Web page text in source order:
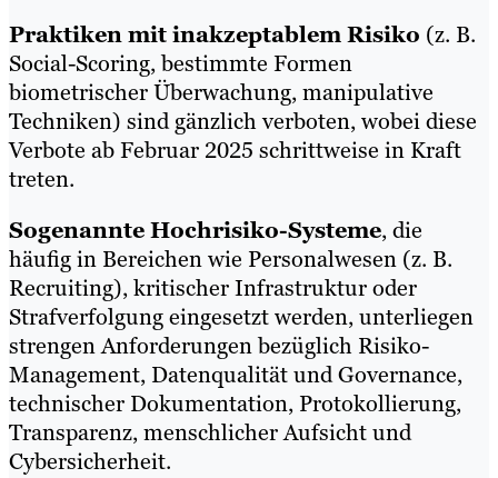
Praktiken mit inakzeptablem Risiko (z. B.
Social-Scoring, bestimmte Formen
biometrischer Überwachung, manipulative
Techniken) sind gänzlich verboten, wobei diese
Verbote ab Februar 2025 schrittweise in Kraft
treten.
Sogenannte Hochrisiko-Systeme, die
häufig in Bereichen wie Personalwesen (z. B.
Recruiting), kritischer Infrastruktur oder
Strafverfolgung eingesetzt werden, unterliegen
strengen Anforderungen bezüglich Risiko-
Management, Datenqualität und Governance,
technischer Dokumentation, Protokollierung,
Transparenz, menschlicher Aufsicht und
Cybersicherheit.